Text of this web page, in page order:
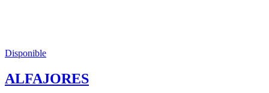
Disponible
ALFAJORES